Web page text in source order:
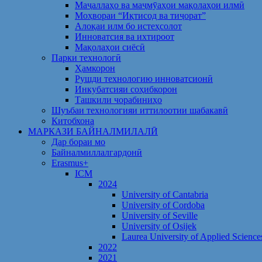
Маҷаллаҳо ва маҷмӯаҳои мақолаҳои илмӣ
Моҳвораи “Иқтисод ва тиҷорат”
Алоқаи илм бо истеҳсолот
Инноватсия ва ихтироот
Мақолаҳои сиёсӣ
Парки технологӣ
Ҳамкорон
Рушди технологию инноватсионӣ
Инкубатсияи соҳибкорон
Ташкили чорабиниҳо
Шуъбаи технологияи иттилоотии шабакавӣ
Китобхона
МАРКАЗИ БАЙНАЛМИЛАЛӢ
Дар бораи мо
Байналмиллалгардонӣ
Erasmus+
ICM
2024
University of Cantabria
University of Cordoba
University of Seville
University of Osijek
Laurea University of Applied
2022
2021